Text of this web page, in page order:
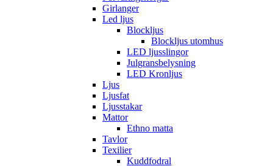
Girlanger
Led ljus
Blockljus
Blockljus utomhus
LED ljusslingor
Julgransbelysning
LED Kronljus
Ljus
Ljusfat
Ljusstakar
Mattor
Ethno matta
Tavlor
Texilier
Kuddfodral